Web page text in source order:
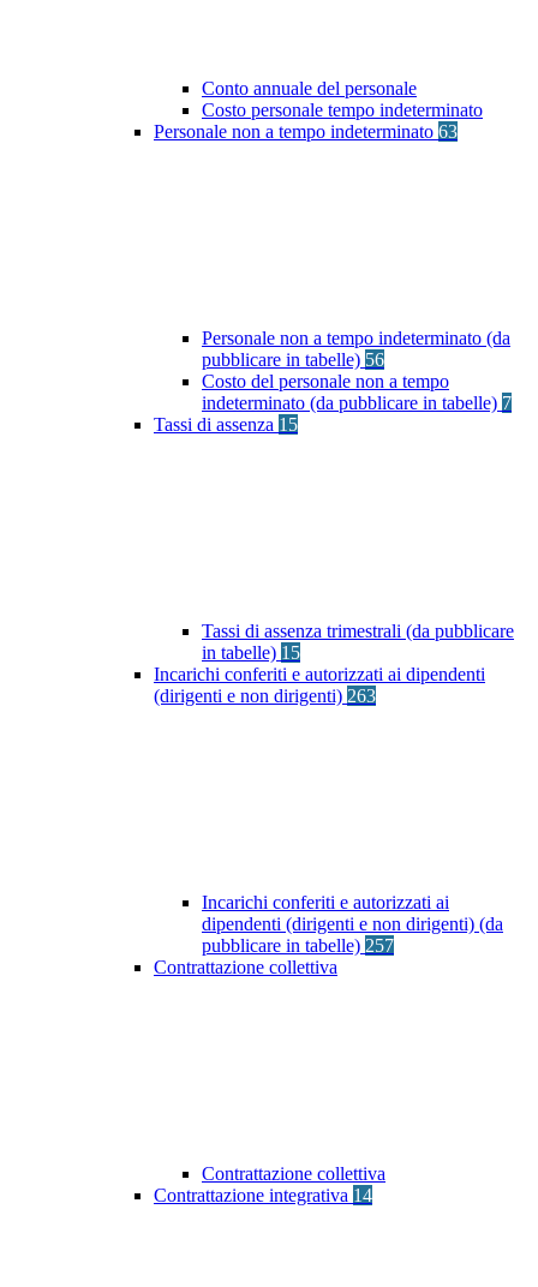
Conto annuale del personale
Costo personale tempo indeterminato
Personale non a tempo indeterminato 63
Personale non a tempo indeterminato (da
pubblicare in tabelle) 56
Costo del personale non a tempo
indeterminato (da pubblicare in tabelle) 7
Tassi di assenza 15
Tassi di assenza trimestrali (da pubblicare
in tabelle) 15
Incarichi conferiti e autorizzati ai dipendenti
(dirigenti e non dirigenti) 263
Incarichi conferiti e autorizzati ai
dipendenti (dirigenti e non dirigenti) (da
pubblicare in tabelle) 257
Contrattazione collettiva
Contrattazione collettiva
Contrattazione integrativa 14